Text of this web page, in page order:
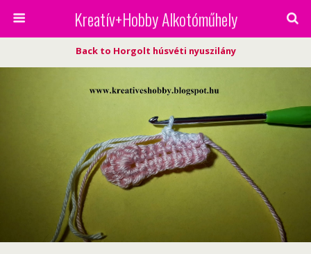
Kreatív+Hobby Alkotóműhely
Back to Horgolt húsvéti nyuszilány